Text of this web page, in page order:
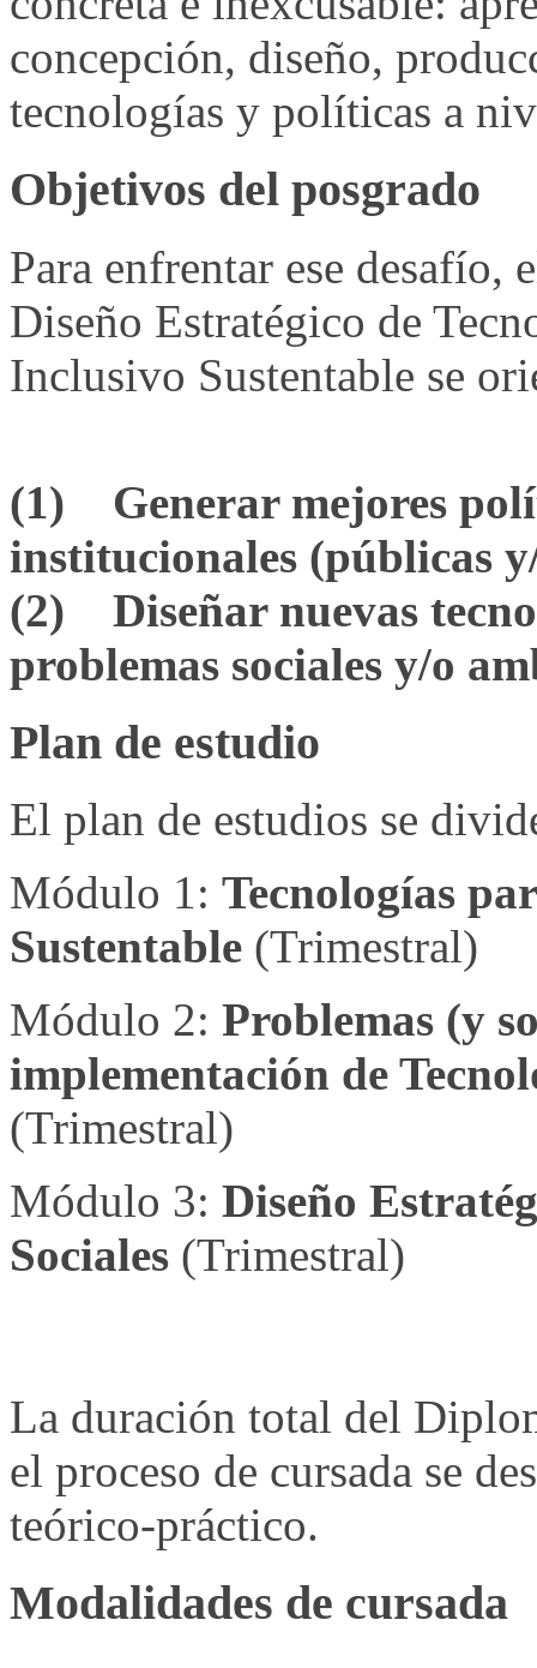
concepción, diseño,
tecnologías y políticas a
Objetivos del posgrado
Para enfrentar ese desafío,
Diseño Estratégico de
Inclusivo Sustentable se
(1) Generar mejores
institucionales (públicas
(2) Diseñar nuevas
problemas sociales y/o
Plan de estudio
El plan de estudios se
Módulo 1: Tecnologías
Sustentable (Trimestral)
Módulo 2: Problemas (y
implementación de
(Trimestral)
Módulo 3: Diseño
Sociales (Trimestral)
La duración total del
el proceso de cursada se
teórico-práctico.
Modalidades de cursada